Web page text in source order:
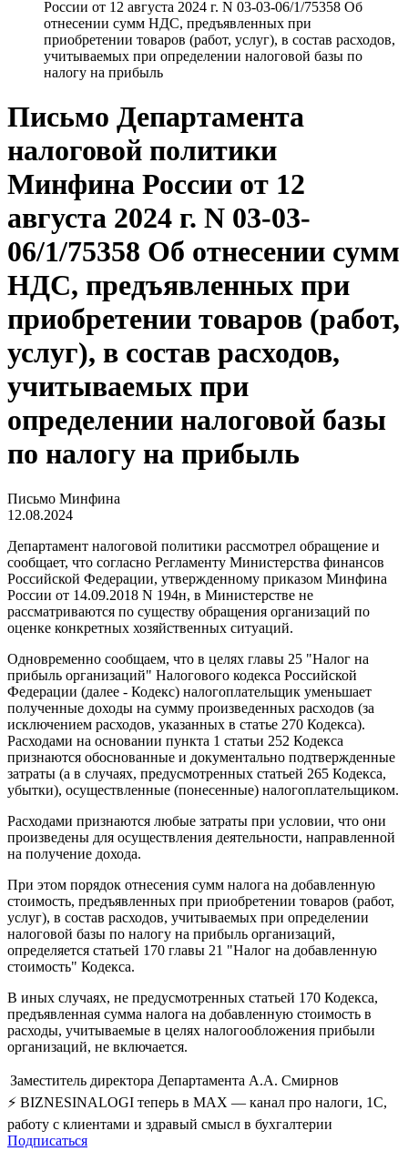
России от 12 августа 2024 г. N 03-03-06/1/75358 Об
отнесении сумм НДС, предъявленных при
приобретении товаров (работ, услуг), в состав расходов,
учитываемых при определении налоговой базы по
налогу на прибыль
Письмо Департамента
налоговой политики
Минфина России от 12
августа 2024 г. N 03-03-
06/1/75358 Об отнесении сумм
НДС, предъявленных при
приобретении товаров (работ,
услуг), в состав расходов,
учитываемых при
определении налоговой базы
по налогу на прибыль
Письмо Минфина
12.08.2024
Департамент налоговой политики рассмотрел обращение и
сообщает, что согласно Регламенту Министерства финансов
Российской Федерации, утвержденному приказом Минфина
России от 14.09.2018 N 194н, в Министерстве не
рассматриваются по существу обращения организаций по
оценке конкретных хозяйственных ситуаций.
Одновременно сообщаем, что в целях главы 25 "Налог на
прибыль организаций" Налогового кодекса Российской
Федерации (далее - Кодекс) налогоплательщик уменьшает
полученные доходы на сумму произведенных расходов (за
исключением расходов, указанных в статье 270 Кодекса).
Расходами на основании пункта 1 статьи 252 Кодекса
признаются обоснованные и документально подтвержденные
затраты (а в случаях, предусмотренных статьей 265 Кодекса,
убытки), осуществленные (понесенные) налогоплательщиком.
Расходами признаются любые затраты при условии, что они
произведены для осуществления деятельности, направленной
на получение дохода.
При этом порядок отнесения сумм налога на добавленную
стоимость, предъявленных при приобретении товаров (работ,
услуг), в состав расходов, учитываемых при определении
налоговой базы по налогу на прибыль организаций,
определяется статьей 170 главы 21 "Налог на добавленную
стоимость" Кодекса.
В иных случаях, не предусмотренных статьей 170 Кодекса,
предъявленная сумма налога на добавленную стоимость в
расходы, учитываемые в целях налогообложения прибыли
организаций, не включается.
Заместитель директора Департамента А.А. Смирнов
⚡ BIZNESINALOGI теперь в MAX — канал про налоги, 1С,
работу с клиентами и здравый смысл в бухгалтерии
Подписаться